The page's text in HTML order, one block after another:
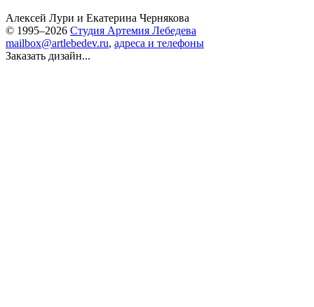
Алексей Лури и Екатерина Чернякова
© 1995–2026 Студия Артемия Лебедева
mailbox@artlebedev.ru, адреса и телефоны
Заказать дизайн...